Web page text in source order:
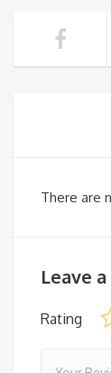
There are
Leave
Rating